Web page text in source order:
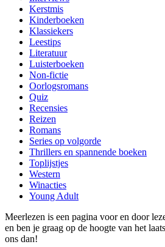
Kerstmis
Kinderboeken
Klassiekers
Leestips
Literatuur
Luisterboeken
Non-fictie
Oorlogsromans
Quiz
Recensies
Reizen
Romans
Series op volgorde
Thrillers en spannende boeken
Toplijstjes
Western
Winacties
Young Adult
Meerlezen is een pagina voor en door
en ben je graag op de hoogte van het
ons dan!